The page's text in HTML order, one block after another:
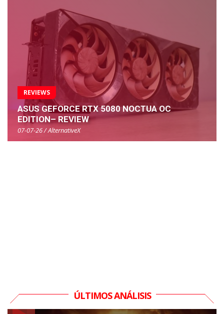
REVIEWS
ASUS GEFORCE RTX 5080 NOCTUA OC
EDITION– REVIEW
07-07-26 / AlternativeX
ÚLTIMOS ANÁLISIS